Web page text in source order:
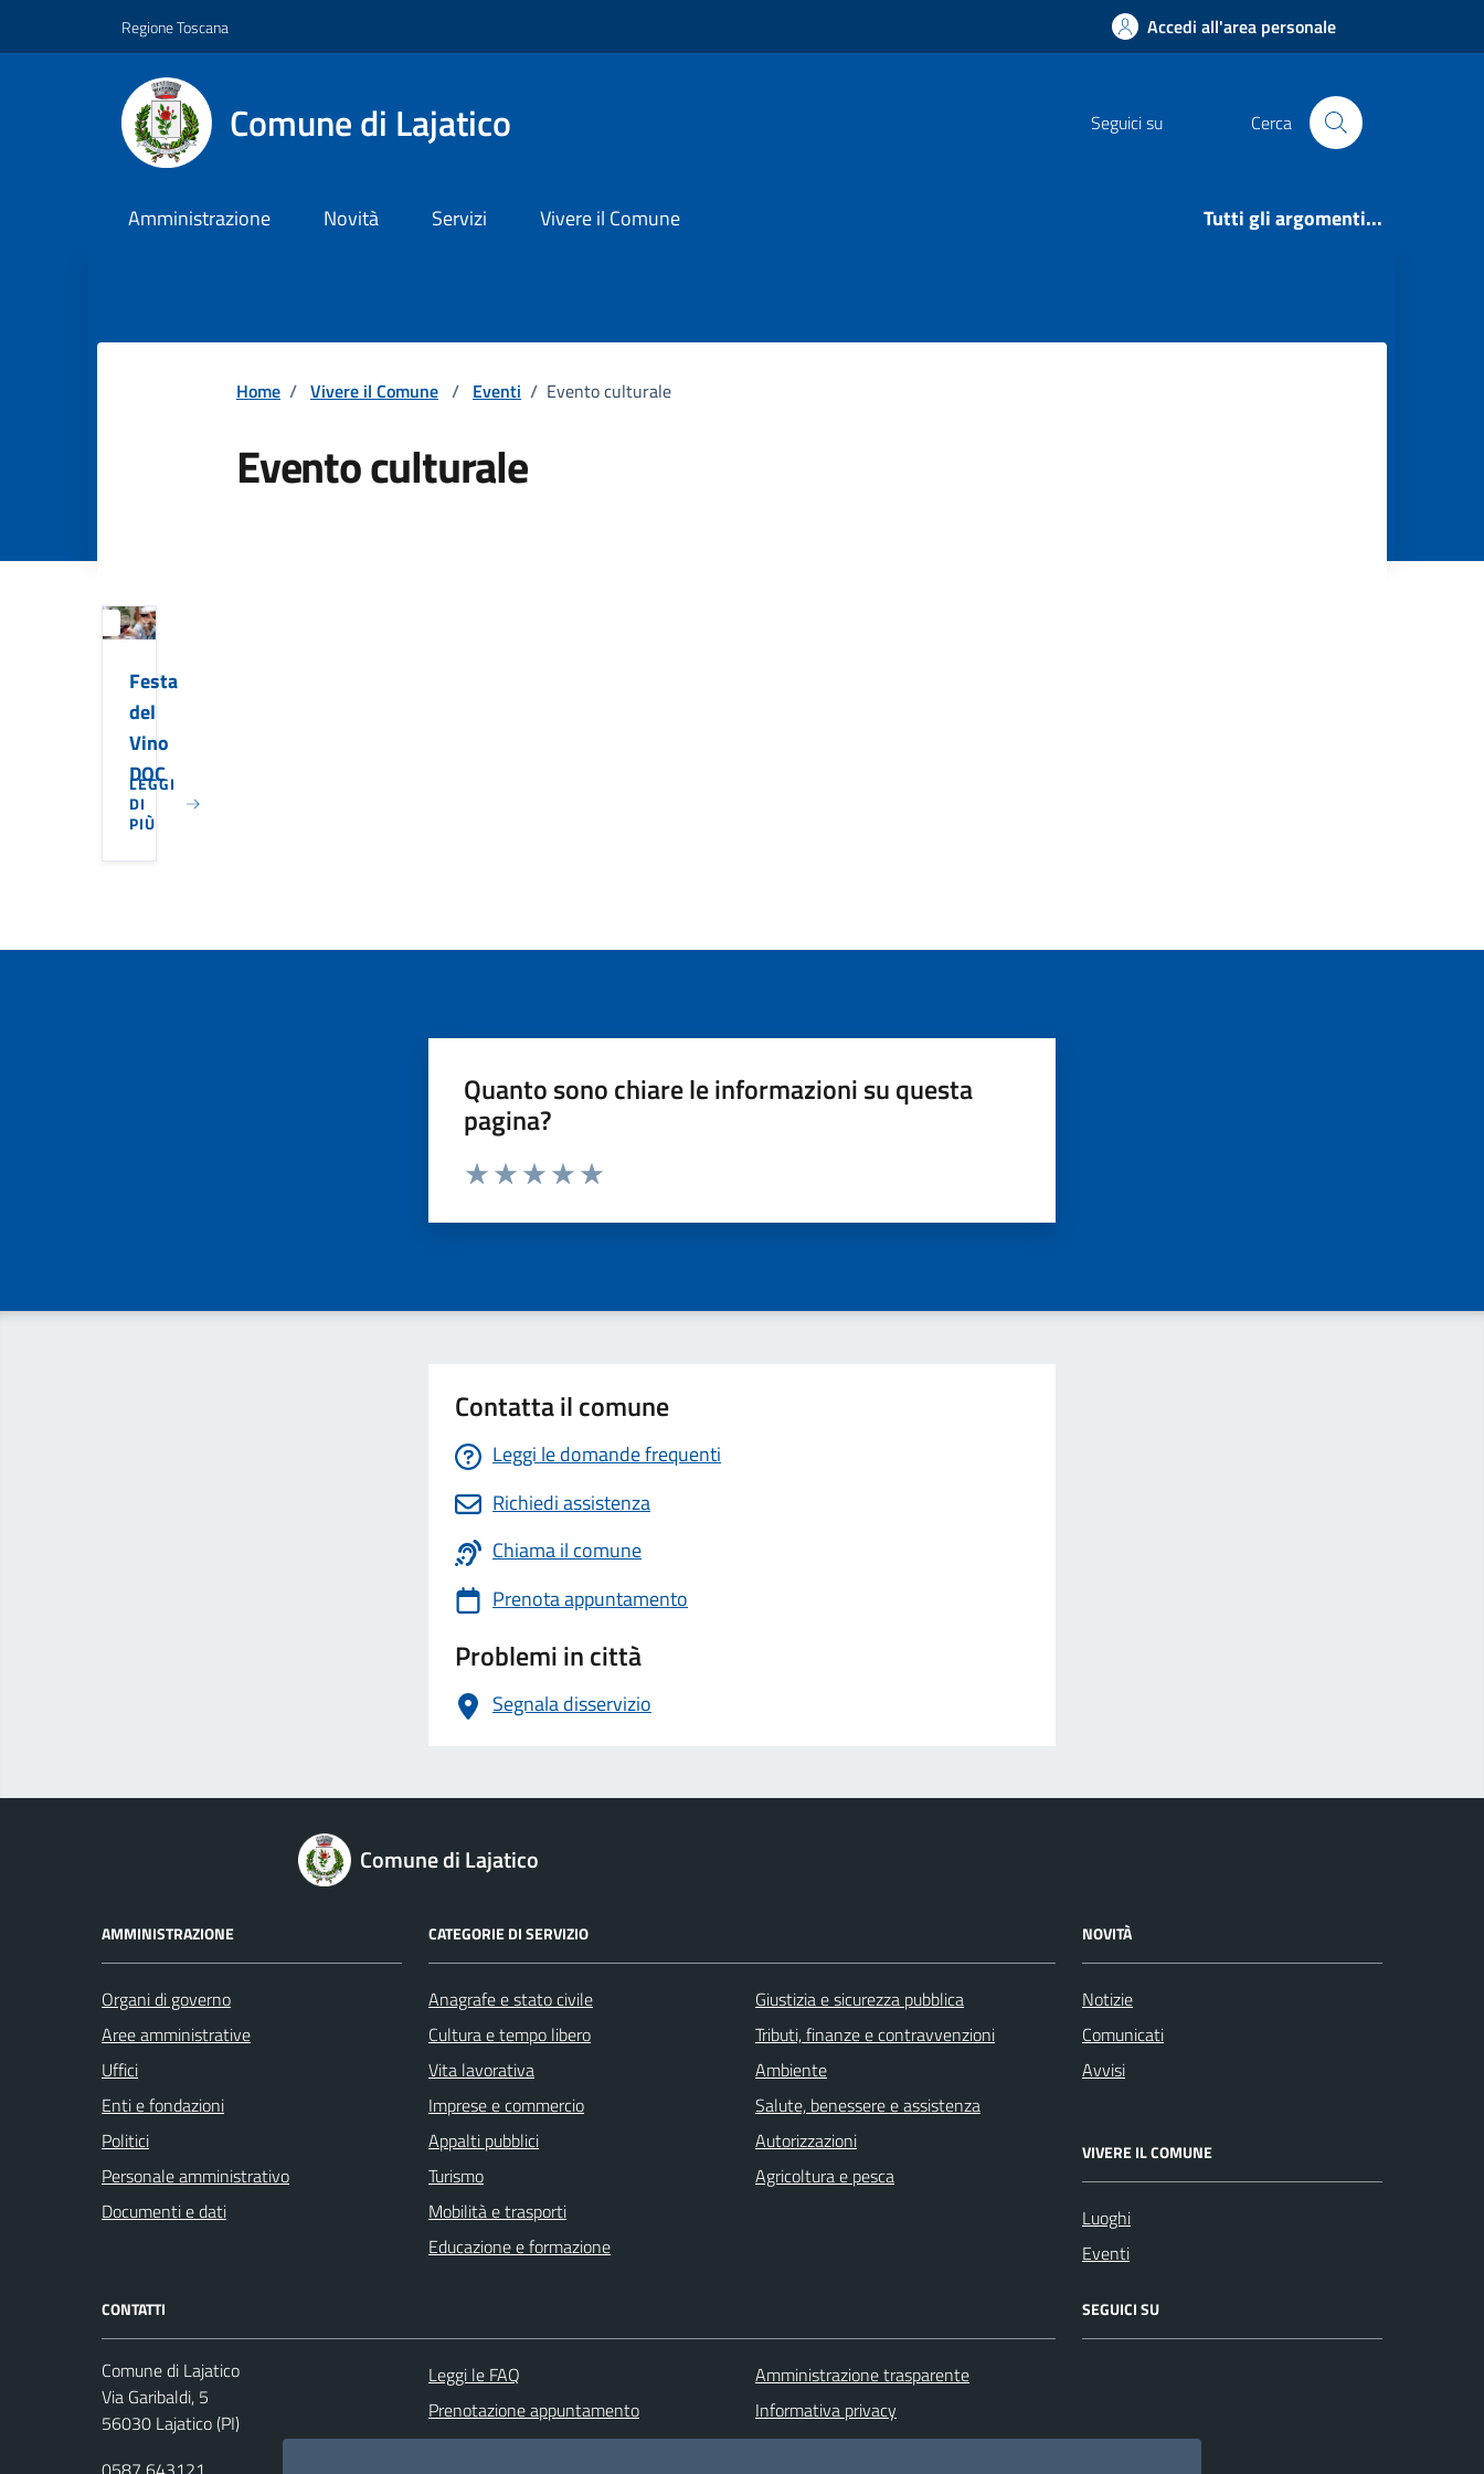
Regione Toscana Accedi all'area personale
Comune di Lajatico Seguici su Cerca
Amministrazione Novità Servizi Vivere il Comune Tutti gli argomenti...
Home / Vivere il Comune / Eventi / Evento culturale
Evento culturale
Ottobre
Festa
del
Vino
DOC
LEGGI
DI
PIÙ
Quanto sono chiare le informazioni su questa
pagina?
Valuta da 1 a 5 stelle la pagina
Contatta il comune
Leggi le domande frequenti
Richiedi assistenza
Chiama il comune
Prenota appuntamento
Problemi in città
Segnala disservizio
Comune di Lajatico
AMMINISTRAZIONE
Organi di governo
Aree amministrative
Uffici
Enti e fondazioni
Politici
Personale amministrativo
Documenti e dati
CATEGORIE DI SERVIZIO
Anagrafe e stato civile
Cultura e tempo libero
Vita lavorativa
Imprese e commercio
Appalti pubblici
Turismo
Mobilità e trasporti
Educazione e formazione
Giustizia e sicurezza pubblica
Tributi, finanze e contravvenzioni
Ambiente
Salute, benessere e assistenza
Autorizzazioni
Agricoltura e pesca
NOVITÀ
Notizie
Comunicati
Avvisi
VIVERE IL COMUNE
Luoghi
Eventi
CONTATTI
Comune di Lajatico
Via Garibaldi, 5
56030 Lajatico (PI)
Leggi le FAQ
Prenotazione appuntamento
Segnalazione disservizio
Amministrazione trasparente
Informativa privacy
Note legali
SEGUICI SU